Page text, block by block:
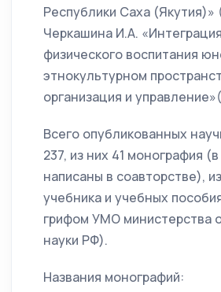
Республики Саха (Якутия)»
Черкашина И.А.
физического воспитания
этнокультурном
организация и
Всего опубликованных
237, из них 41 монография
написаны в соавторстве),
учебника и учебных
грифом УМО министерства
науки РФ).
Названия монографий: